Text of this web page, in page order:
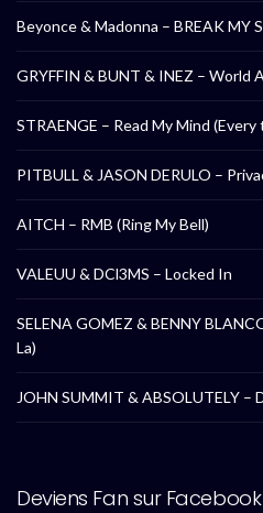
Beyonce & Madonna – BREAK MY
GRYFFIN & BUNT & INEZ – World
STRAENGE – Read My Mind (Every
PITBULL & JASON DERULO –
AITCH – RMB (Ring My Bell)
VALEUU & DCl3MS – Locked In
SELENA GOMEZ & BENNY
La)
JOHN SUMMIT & ABSOLUTELY –
Deviens Fan sur Facebook